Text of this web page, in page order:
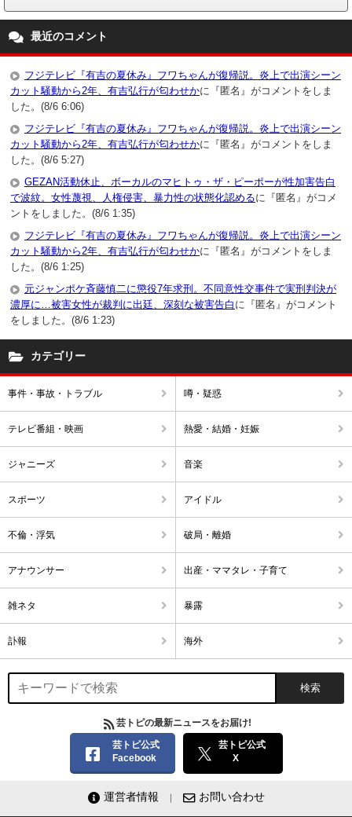
最近のコメント
フジテレビ『有吉の夏休み』フワちゃんが復帰説。炎上で出演シーン
カット騒動から2年、有吉弘行が匂わせかに『匿名』がコメントをしま
した。(8/6 6:06)
フジテレビ『有吉の夏休み』フワちゃんが復帰説。炎上で出演シーン
カット騒動から2年、有吉弘行が匂わせかに『匿名』がコメントをしま
した。(8/6 5:27)
GEZAN活動休止、ボーカルのマヒトゥ・ザ・ピーポーが性加害告白
で波紋。女性蔑視、人権侵害、暴力性の状態化認めるに『匿名』がコメ
ントをしました。(8/6 1:35)
フジテレビ『有吉の夏休み』フワちゃんが復帰説。炎上で出演シーン
カット騒動から2年、有吉弘行が匂わせかに『匿名』がコメントをしま
した。(8/6 1:25)
元ジャンポケ斉藤慎二に懲役7年求刑。不同意性交事件で実刑判決が
濃厚に…被害女性が裁判に出廷、深刻な被害告白 に『匿名』がコメント
をしました。(8/6 1:23)
カテゴリー
事件・事故・トラブル 噂・疑惑
テレビ番組・映画 熱愛・結婚・妊娠
ジャニーズ 音楽
スポーツ アイドル
不倫・浮気 破局・離婚
アナウンサー 出産・ママタレ・子育て
雑ネタ 暴露
訃報 海外
芸トピの最新ニュースをお届け!
芸トピ公式
Facebook
芸トピ公式
X
運営者情報 お問い合わせ